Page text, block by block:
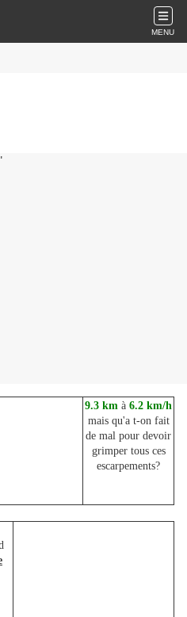
MENU
9.3 km à 6.2 km/h
mais qu'a t-on fait
de mal pour devoir
grimper tous ces
escarpements?